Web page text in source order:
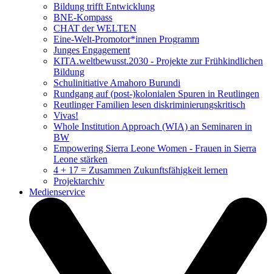
Bildung trifft Entwicklung
BNE-Kompass
CHAT der WELTEN
Eine-Welt-Promotor*innen Programm
Junges Engagement
KITA.weltbewusst.2030 - Projekte zur Frühkindlichen
Bildung
Schulinitiative Amahoro Burundi
Rundgang auf (post-)kolonialen Spuren in Reutlingen
Reutlinger Familien lesen diskriminierungskritisch
Vivas!
Whole Institution Approach (WIA) an Seminaren in
BW
Empowering Sierra Leone Women - Frauen in Sierra
Leone stärken
4 + 17 = Zusammen Zukunftsfähigkeit lernen
Projektarchiv
Medienservice